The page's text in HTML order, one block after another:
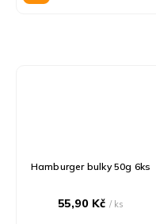
Hamburger bulky 50g 6ks
55,90 Kč/ ks